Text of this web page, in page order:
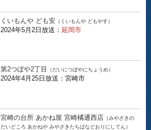
くいもんや ども安 （くいもんや どもやす）
2024年5月2日放送： 延岡市
第2つぼや2丁目 （だいにつぼやにちょうめ）
2024年4月25日放送：宮崎市
宮崎の台所 あかね屋 宮崎橘通西店 （みやざきの
だいどころ あかねや みやざきたちばなどおりにしてん）